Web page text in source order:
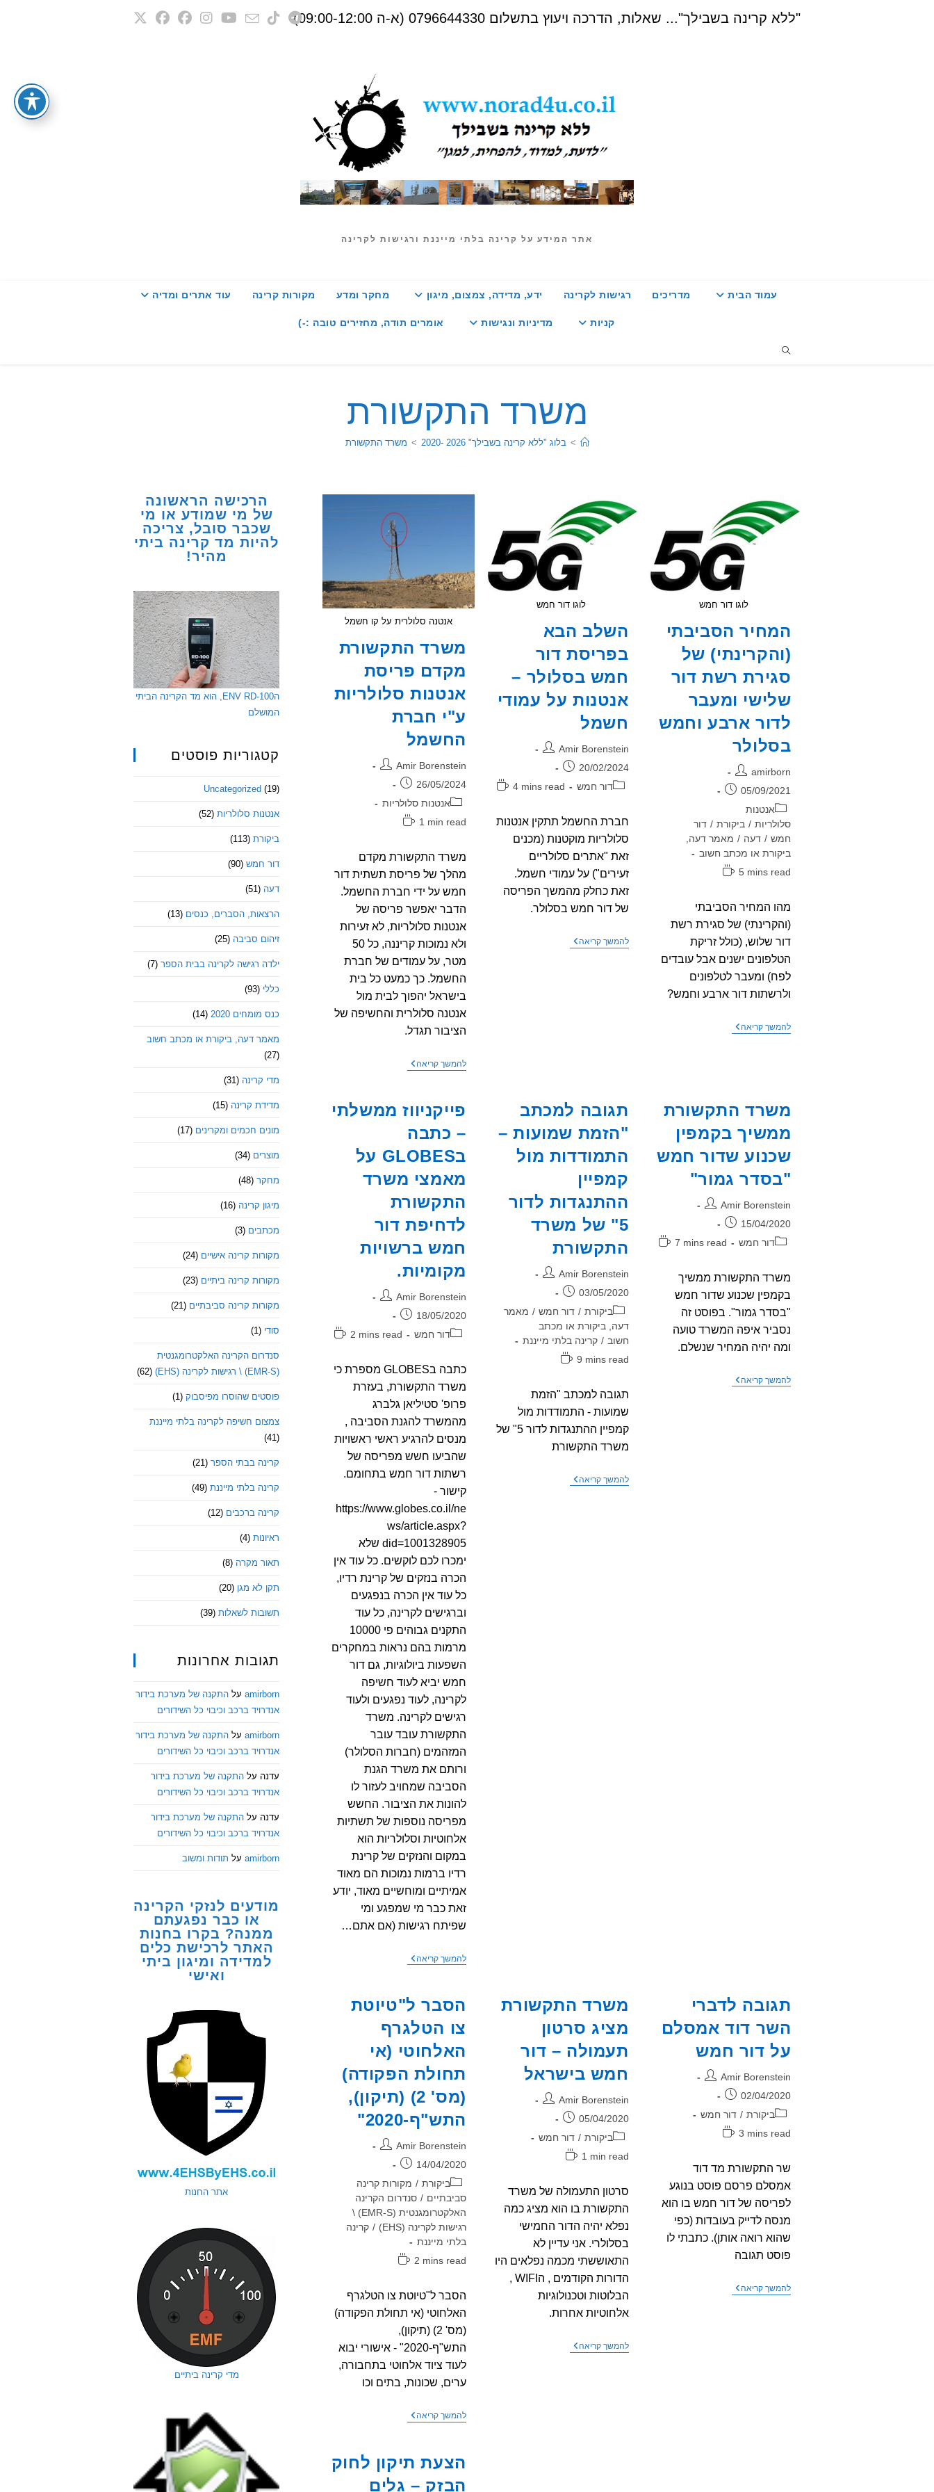
"ללא קרינה בשבילך"... שאלות, הדרכה ויעוץ בתשלום 0796644330 (א-ה 09:00-12:00)
אתר המידע על קרינה בלתי מייננת ורגישות לקרינה
עמוד הבית מדריכים רגישות לקרינה ידע, מדידה, צמצום, מיגון מחקר ומדע מקורות קרינה עוד אתרים ומדיה
קניות מדיניות ונגישות אומרים תודה, מחזירים טובה :-)
משרד התקשורת
> בלוג "ללא קרינה בשבילך" 2026 -2020 > משרד התקשורת
הרכישה הראשונה
של מי שמודע או מי
שכבר סובל, צריכה
להיות מד קרינה ביתי
מהיר!
הENV RD-100, הוא מד הקרינה הביתי
המושלם
קטגוריות פוסטים
Uncategorized (19)
אנטנות סלולריות (52)
ביקורת (113)
דור חמש (90)
דעה (51)
הרצאות, הסברים, כנסים (13)
זיהום סביבה (25)
ילדה רגישה לקרינה בבית הספר (7)
כללי (93)
כנס מומחים 2020 (14)
מאמר דעה, ביקורת או מכתב חשוב
(27)
מדי קרינה (31)
מדידת קרינה (15)
מונים חכמים ומקרינים (17)
מוצרים (34)
מחקר (48)
מיגון קרינה (16)
מכתבים (3)
מקורות קרינה אישיים (24)
מקורות קרינה ביתיים (23)
מקורות קרינה סביבתיים (21)
סודי (1)
סנדרום הקרינה האלקטרומגנטית
(EMR-S) \ רגישות לקרינה (EHS)
(62)
פוסטים שהוסרו מפיסבוק (1)
צמצום חשיפה לקרינה בלתי מייננת
(41)
קרינה בבתי הספר (21)
קרינה בלתי מייננת (49)
קרינה ברכבים (12)
ראיונות (4)
תאור מקרה (8)
תקן לא מגן (20)
תשובות לשאלות (39)
תגובות אחרונות
amirborn על התקנה של מערכת בידור
אנדרויד ברכב וכיבוי כל השידורים
amirborn על התקנה של מערכת בידור
אנדרויד ברכב וכיבוי כל השידורים
עדנה על התקנה של מערכת בידור
אנדרויד ברכב וכיבוי כל השידורים
עדנה על התקנה של מערכת בידור
אנדרויד ברכב וכיבוי כל השידורים
amirborn על תודות ומשוב
מודעים לנזקי הקרינה
או כבר נפגעתם
ממנה? בקרו בחנות
האתר לרכישת כלים
למדידה ומיגון ביתי
ואישי
אתר החנות
מדי קרינה ביתיים
אנטנה סלולרית על קו חשמל
משרד התקשורת
מקדם פריסת
אנטנות סלולריות
ע"י חברת
החשמל
מחבר:
Amir Borenstein
פורסם:
26/05/2024
קטגוריה:
אנטנות סלולריות
זמן
1 min read
משרד התקשורת מקדם
מהלך של פריסת תשתית דור
חמש על ידי חברת החשמל.
הדבר יאפשר פריסה של
אנטנות סלולריות, לא זעירות
ולא נמוכות קריננה, כל 50
מטר, על עמודים של חברת
החשמל. כך כמעט כל בית
בישראל יהפוך לבית מול
אנטנה סלולרית והחשיפה של
הציבור תגדל.
להמשך קריאהמשרד
אנטנות
סלולריות
ע"י
חברת
החשמל
לוגו דור חמש
השלב הבא
בפריסת דור
חמש בסלולר –
אנטנות על עמודי
חשמל
מחבר:
Amir Borenstein
פורסם:
20/02/2024
קטגוריה:
דור חמש
זמן
4 mins read
חברת החשמל תתקין אנטנות
סלולריות מוקטנות (מכנים
זאת "אתרים סלולריים
זעירים") על עמודי חשמל.
זאת כחלק מהמשך הפריסה
של דור חמש בסלולר.
להמשך קריאההשלב
לוגו דור חמש
המחיר הסביבתי
(והקרינתי) של
סגירת רשת דור
שלישי ומעבר
לדור ארבע וחמש
בסלולר
מחבר:
amirborn
פורסם:
05/09/2021
קטגוריה:
אנטנות
סלולריות / ביקורת / דור
חמש / דעה / מאמר דעה,
ביקורת או מכתב חשוב
זמן
5 mins read
מהו המחיר הסביבתי
(והקרינתי) של סגירת רשת
דור שלוש, (כולל זריקת
הטלפונים ישנים אבל עובדים
לפח) ומעבר לטלפונים
ולרשתות דור ארבע וחמש?
להמשך קריאההמחיר
שלישי
ומעבר
לדור
ארבע
בסלולר
פייקניווז ממשלתי
– כתבה
בGLOBES על
מאמצי משרד
התקשורת
לדחיפת דור
חמש ברשויות
מקומיות.
מחבר:
Amir Borenstein
פורסם:
18/05/2020
קטגוריה:
דור חמש
זמן
2 mins read
כתבה בGLOBES מספרת כי
משרד התקשורת, בעזרת
פרופ' סטיליאן גלברג
מהמשרד להגנת הסביבה ,
מנסים להרגיע ראשי ראשויות
שהביעו חשש מפריסה של
רשתות דור חמש בתחומם.
קישור -
https://www.globes.co.il/ne
ws/article.aspx?
did=1001328905 שלא
ימכרו לכם לוקשים. כל עוד אין
הכרה בנזקים של קרינת רדיו,
כל עוד אין הכרה בנפגעים
וברגישים לקרינה, כל עוד
התקנים גבוהים פי 10000
מרמות בהם נראות במחקרים
השפעות ביולוגיות, גם דור
חמש יביא לעוד חשיפה
לקרינה, לעוד נפגעים ולעוד
רגישים לקרינה. משרד
התקשורת עובד עובר
המזהמים (חברות הסלולר)
ורותם את משרד הגנת
הסביבה שמחויב לעזור לו
להונות את הציבור. החשש
מפריסה נוספות של תשתיות
אלחוטיות וסלולריות הוא
במקום והנזקים של קרינת
רדיו ברמות נמוכות הם מאוד
אמיתיים ומוחשיים מאוד, יודע
זאת כבר מי שמפגע ומי
שפיתח רגישות (אם אתם…
להמשך קריאהפייקניווז
בGLOBES
על
מאמצי
משרד
התקשורת
לדחיפת
דור
חמש
ברשויות
מקומיות.
תגובה למכתב
"הזמת שמועות –
התמודדות מול
קמפיין
ההתנגדות לדור
5" של משרד
התקשורת
מחבר:
Amir Borenstein
פורסם:
03/05/2020
קטגוריה:
ביקורת / דור חמש / מאמר
דעה, ביקורת או מכתב
חשוב / קרינה בלתי מייננת
זמן
9 mins read
תגובה למכתב "הזמת
שמועות - התמודדות מול
קמפיין ההתנגדות לדור 5" של
משרד התקשורת
להמשך קריאהתגובה
משרד התקשורת
ממשיך בקמפין
שכנוע שדור חמש
"בסדר גמור"
מחבר:
Amir Borenstein
פורסם:
15/04/2020
קטגוריה:
דור חמש
זמן
7 mins read
משרד התקשורת ממשיך
בקמפין שכנוע שדור חמש
"בסדר גמור". בפוסט זה
נסביר איפה המשרד טועה
ומה יהיה המחיר שנשלם.
להמשך קריאהמשרד
הסבר ל"טיוטת
צו הטלגרף
האלחוטי (אי
תחולת הפקודה)
(מס' 2) (תיקון),
התש"ף-2020"
מחבר:
Amir Borenstein
פורסם:
14/04/2020
קטגוריה:
ביקורת / מקורות קרינה
סביבתיים / סנדרום הקרינה
האלקטרומגנטית (EMR-S) \
רגישות לקרינה (EHS)
/ קרינה
בלתי מייננת
זמן
2 mins read
הסבר ל"טיוטת צו הטלגרף
האלחוטי (אי תחולת הפקודה)
(מס' 2) (תיקון),
התש"ף-2020" - אישורי יבוא
לעוד ציוד אלחוטי בתחבורה,
ערים, שכונות, בתים וכו
להמשך קריאההסבר
האלחוטי
(אי
תחולת
משרד התקשורת
מציג סרטון
תעמולה – דור
חמש בישראל
מחבר:
Amir Borenstein
פורסם:
05/04/2020
קטגוריה:
ביקורת / דור חמש
זמן
1 min read
סרטון התעמולה של משרד
התקשורת בו הוא מציג כמה
נפלא יהיה הדור החמישי
בסלולרי. אני עדיין לא
התאוששתי מכמה נפלאים היו
הדורות הקודמים , הWIFI ,
הבלוטות וטכנולוגיות
אלחוטיות אחרות.
להמשך קריאהמשרד
תגובה לדברי
השר דוד אמסלם
על דור חמש
מחבר:
Amir Borenstein
פורסם:
02/04/2020
קטגוריה:
ביקורת / דור חמש
זמן
3 mins read
שר התקשורת מד דוד
אמסלם פרסם פוסט בנוגע
לפריסה של דור חמש בו הוא
מנסה לדייק בעובדות (כפי
שהוא רואה אותן). כתבתי לו
פוסט תגובה
להמשך קריאהתגובה
הצעת תיקון לחוק
הבזק – גלים